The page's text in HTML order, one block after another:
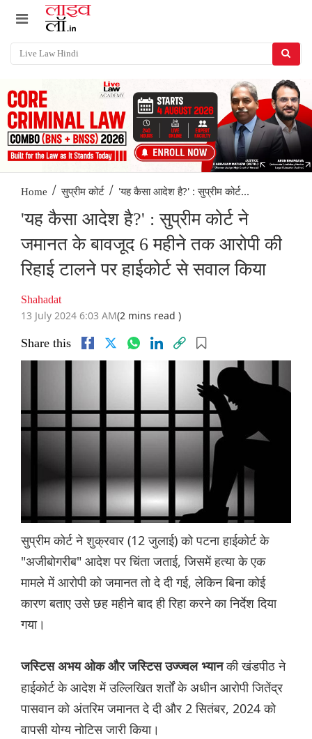
Home / सुप्रीम कोर्ट / 'यह कैसा आदेश है?' : सुप्रीम कोर्ट...
'यह कैसा आदेश है?' : सुप्रीम कोर्ट ने
जमानत के बावजूद 6 महीने तक आरोपी की
रिहाई टालने पर हाईकोर्ट से सवाल किया
Shahadat
13 July 2024 6:03 AM(2 mins read )
Share this
सुप्रीम कोर्ट ने शुक्रवार (12 जुलाई) को पटना हाईकोर्ट के
"अजीबोगरीब" आदेश पर चिंता जताई, जिसमें हत्या के एक
मामले में आरोपी को जमानत तो दे दी गई, लेकिन बिना कोई
कारण बताए उसे छह महीने बाद ही रिहा करने का निर्देश दिया
गया।
जस्टिस अभय ओक और जस्टिस उज्ज्वल भ्यानकी खंडपीठ ने
हाईकोर्ट के आदेश में उल्लिखित शर्तों के अधीन आरोपी जितेंद्र
पासवान को अंतरिम जमानत दे दी और 2 सितंबर, 2024 को
वापसी योग्य नोटिस जारी किया।